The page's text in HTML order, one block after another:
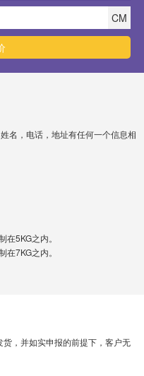
CM
名，电话，地址有任何一个信息相
5KG之内。
7KG之内。
，并如实申报的前提下，客户无